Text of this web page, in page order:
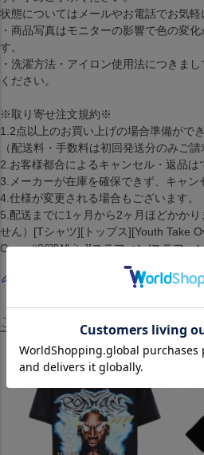
状態についてはメールやお電話でお気軽
・商品写真はモニターの影響で色の変
す。
・洗濯方法・アイロン使用法につきま
ください。
※取り寄せ注文規約※
1.2点以上のお買い上げの場合準備がで
（配送料・手数料は初回発送分のみご請
2.お客様都合によるキャンセル・返品は
3.メーカーが在庫を確保できず、キャン
4.仕様が変更される場合もございます。
5.配送までに1ヶ月から2ヶ月ほどかか
せん）[Tシャツ][トップス][Youth Take
Curry #30][White][ステフィン/ステフォ
この商品を見たお客様はこちら